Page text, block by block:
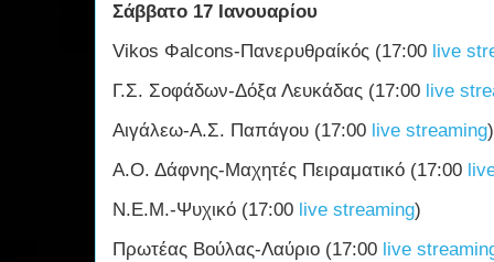
Σάββατο 17 Ιανουαρίου
Vikos Φalcons-Πανερυθραίκός (17:00 live
Γ.Σ. Σοφάδων-Δόξα Λευκάδας (17:00 live
Αιγάλεω-Α.Σ. Παπάγου (17:00 live streaming)
Α.Ο. Δάφνης-Μαχητές Πειραματικό (17:00
Ν.Ε.Μ.-Ψυχικό (17:00 live streaming)
Πρωτέας Βούλας-Λαύριο (17:00 live